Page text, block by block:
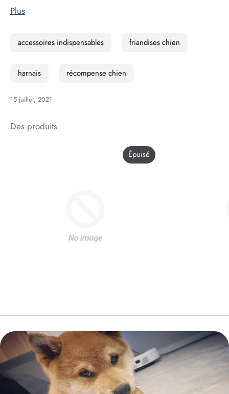
Plus
accessoires indispensables friandises chien
harnais récompense chien
15 juillet, 2021
Des produits
Épuisé